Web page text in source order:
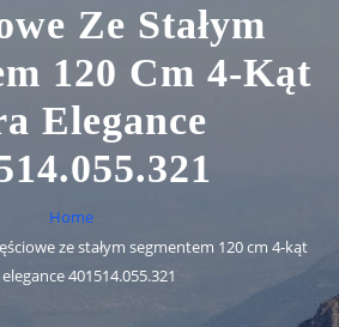
Ze Stałym
120 Cm 4-Kąt
Elegance
Home
ze stałym segmentem 120 cm 4-kąt
401514.055.321